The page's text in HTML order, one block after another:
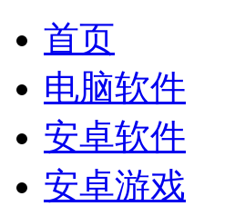
首页
电脑软件
安卓软件
安卓游戏